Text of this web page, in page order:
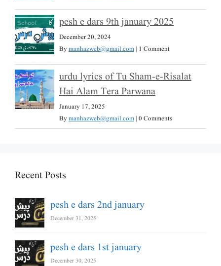
pesh e dars 9th january 2025
December 20, 2024
Bymanhazweb@gmail.com | 1 Comment
urdu lyrics of Tu Sham-e-Risalat
Hai Alam Tera Parwana
January 17, 2025
Bymanhazweb@gmail.com | 0 Comments
Recent Posts
pesh e dars 2nd january
December 31, 2025
pesh e dars 1st january
December 30, 2025